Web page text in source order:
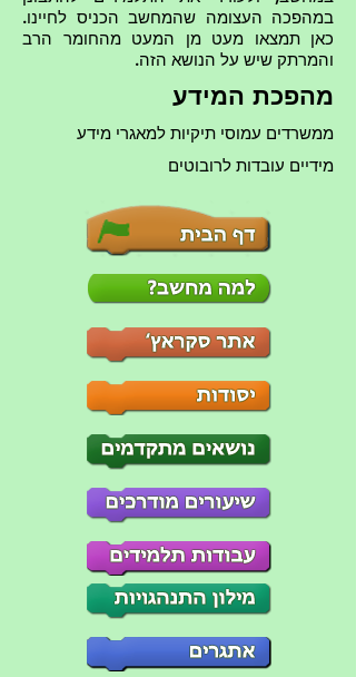
במהפכה העצומה שהמחשב הכניס לחיינו.
כאן תמצאו מעט מן המעט מהחומר הרב
והמרתק שיש על הנושא הזה.
מהפכת המידע
ממשרדים עמוסי תיקיות למאגרי מידע
מידיים עובדות לרובוטים